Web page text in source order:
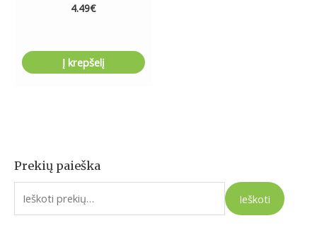
Prekių paieška
I
e
Ieškoti
4.49€
Į krepšelį